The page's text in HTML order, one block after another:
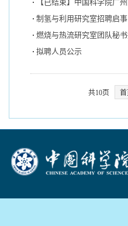
【已结束】中国科学院广
制氢与利用研究室招聘启事
燃烧与热流研究室团队秘
拟聘人员公示
共10页 首